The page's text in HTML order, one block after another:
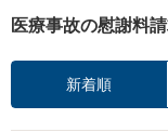
医療事故の慰謝料
新着順